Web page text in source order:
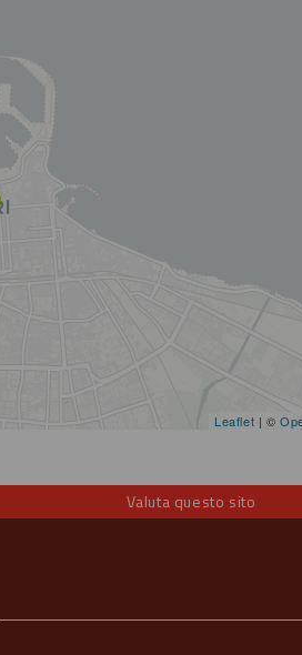
Leaflet | ©
Valuta questo sito